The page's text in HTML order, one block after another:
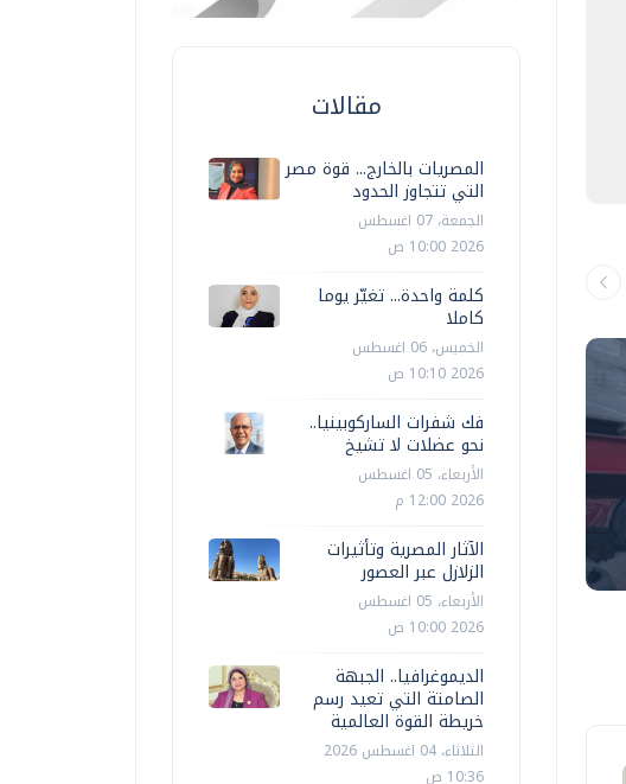
عرب وعالم
الإمارات تعرب عن قلقها إزاء التطورات
في المنطقة وتدعو إلى الوقف الفوري
للتصعيد
السبت، 18 يوليو 2026 11:22 م
مقالات
المصريات بالخارج... قوة مصر
التي تتجاوز الحدود
الجمعة، 07 اغسطس
2026 10:00 ص
كلمة واحدة... تغيّر يوما
كاملا
الخميس، 06 اغسطس
2026 10:10 ص
فك شفرات الساركوبينيا..
نحو عضلات لا تشيخ
الأربعاء، 05 اغسطس
2026 12:00 م
الآثار المصرية وتأثيرات
الزلازل عبر العصور
الأربعاء، 05 اغسطس
2026 10:00 ص
الديموغرافيا.. الجبهة
الصامتة التي تعيد رسم
خريطة القوة العالمية
الثلاثاء، 04 اغسطس 2026
10:36 ص